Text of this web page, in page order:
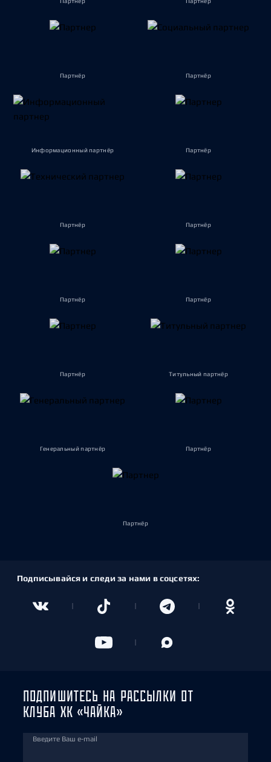
Партнёр Партнёр
Информационный партнёр Партнёр
Партнёр Партнёр
Партнёр Партнёр
Партнёр Титульный партнёр
Генеральный партнёр Партнёр
Партнёр
Подписывайся и следи за нами в соцсетях:
ПОДПИШИТЕСЬ НА РАССЫЛКИ ОТ
КЛУБА ХК «ЧАЙКА»
Введите Ваш e-mail